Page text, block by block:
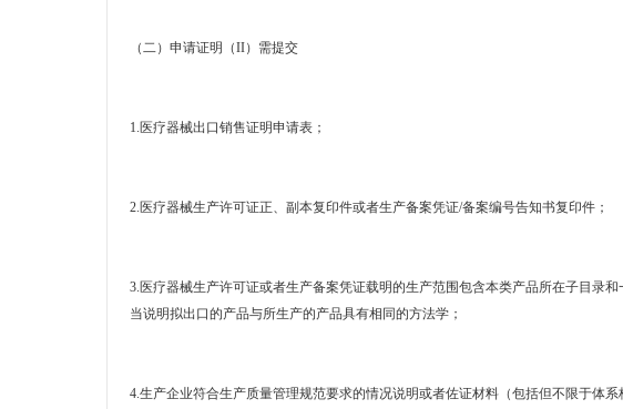
（二）申请证明（II）需提交
1. 医疗器械出口销售证明申请表；
2. 医疗器械生产许可证正、副本复印件或者生产备案凭证/备案编号告知书复印件；
3. 医疗器械生产许可证或者生产备案凭证载明的生产范围包含本类产品所在子目录
当说明拟出口的产品与所生产的产品具有相同的方法学；
4.生产企业符合生产质量管理规范要求的情况说明或者佐证材料（包括但不限于体